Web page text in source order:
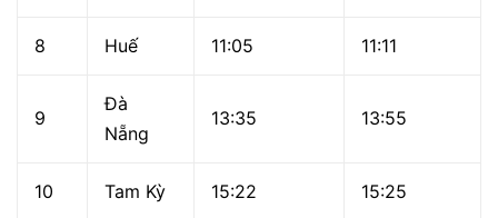
8 Huế 11:05 11:11
9
Đà
Nẵng
13:35 13:55
10 Tam Kỳ 15:22 15:25